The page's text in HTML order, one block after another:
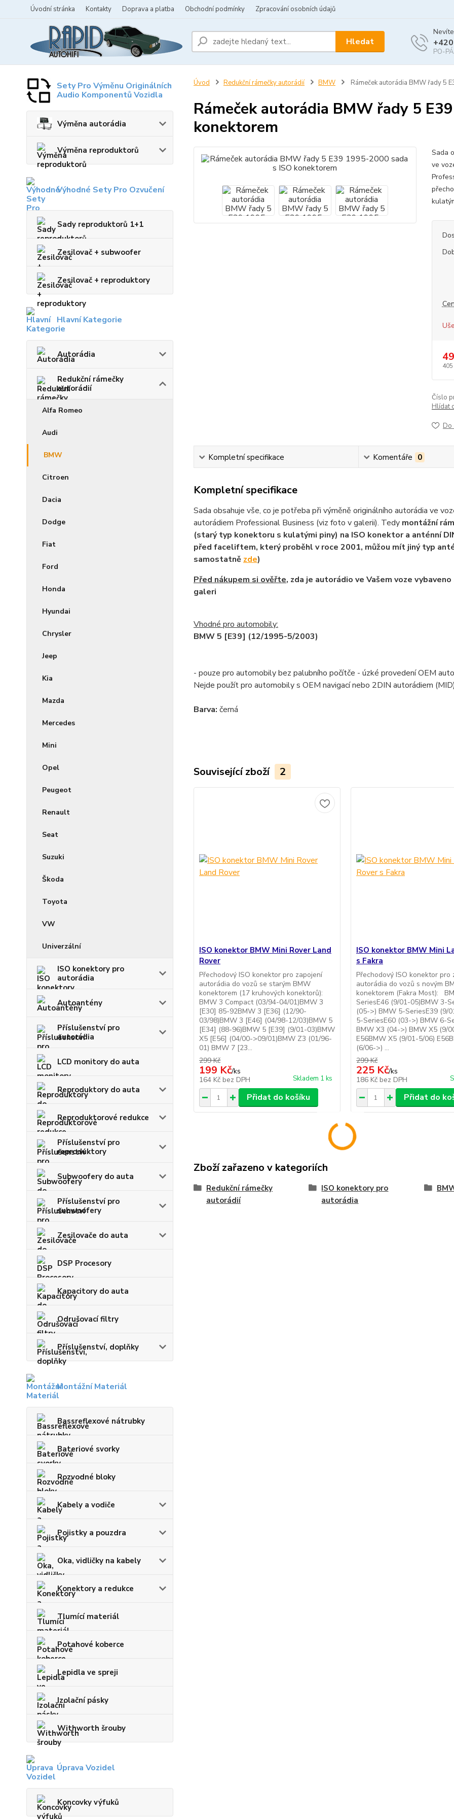
Úvodní stránka Kontakty Doprava a platba Obchodní podmínky Zpracování osobních údajů
Hledat
PO-
Sety Pro Výměnu Originálních
Audio Komponentů Vozidla
Výměna autorádia
Výměna reproduktorů
Výhodné Sety Pro Ozvučení
Sady reproduktorů 1+1
Zesilovač + subwoofer
Zesilovač + reproduktory
Hlavní Kategorie
Autorádia
Redukční rámečky
autorádií
Alfa Romeo
Audi
BMW
Citroen
Dacia
Dodge
Fiat
Ford
Honda
Hyundai
Chrysler
Jeep
Kia
Mazda
Mercedes
Mini
Opel
Peugeot
Renault
Seat
Suzuki
Škoda
Toyota
VW
Univerzální
ISO konektory pro
autorádia
Autoantény
Příslušenství pro
autorádia
LCD monitory do auta
Reproduktory do auta
Reproduktorové redukce
Příslušenství pro
reproduktory
Subwoofery do auta
Příslušenství pro
subwoofery
Zesilovače do auta
DSP Procesory
Kapacitory do auta
Odrušovací filtry
Příslušenství, doplňky
Montážní Materiál
Bassreflexové nátrubky
Bateriové svorky
Rozvodné bloky
Kabely a vodiče
Pojistky a pouzdra
Oka, vidličky na kabely
Konektory a redukce
Tlumící materiál
Potahové koberce
Lepidla ve spreji
Izolační pásky
Withworth šrouby
Úprava Vozidel
Koncovky výfuků
Úvod Redukční rámečky autorádií BMW Rámeček autorádia BMW řady 5
Rámeček autorádia BMW řady 5
konektorem
Sada
ve
405
Číslo
Hlídat
Do
Kompletní specifikace Komentáře 0
Kompletní specifikace
Sada obsahuje vše, co je potřeba při výměně originálního autorádia ve
autorádiem Professional Business (viz foto v galerii). Tedy montážní
(starý typ konektoru s kulatými piny) na ISO konektor a anténní
před faceliftem, který proběhl v roce 2001, můžou mít jiný typ
samostatně zde)
Před nákupem si ověřte, zda je autorádio ve Vašem voze
galeri
Vhodné pro automobily:
BMW 5 [E39] (12/1995-5/2003)
- pouze pro automobily bez palubního počítče - úzké provedení OEM
Nejde použít pro automobily s OEM navigací nebo 2DIN autorádiem
Barva: černá
Související zboží 2
ISO konektor BMW Mini Rover Land
Rover
Přechodový ISO konektor pro zapojení
autorádia do vozů se starým BMW
konektorem (17 kruhových konektorů):
BMW 3 Compact (03/94-04/01)BMW 3
[E30] 85-92BMW 3 [E36] (12/90-
03/98)BMW 3 [E46] (04/98-12/03)BMW 5
[E34] (88-96)BMW 5 [E39] (9/01-03)BMW
X5 [E56] (04/00->09/01)BMW Z3 (01/96-
01) BMW 7 [23...
299 Kč
199 Kč/ks
164 Kč bez DPH Skladem 1 ks
Přidat do košíku
ISO konektor BMW Mini
s Fakra
Přechodový ISO konektor pro
autorádia do vozů s novým
konektorem (Fakra Most):
SeriesE46 (9/01-05)BMW 3-
(05->) BMW 5-SeriesE39 (9/
5-SeriesE60 (03->) BMW 6-
BMW X3 (04->) BMW X5 (9/
E56BMW X5 (9/01-5/06)
(6/06->) ...
299 Kč
225 Kč/ks
186 Kč bez DPH
Přidat do
Zboží zařazeno v kategoriích
Redukční rámečky
autorádií
ISO konektory pro
autorádia